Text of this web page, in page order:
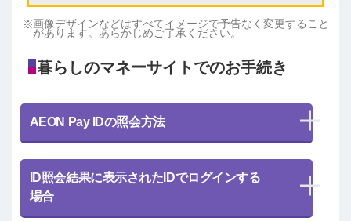
画像デザインなどはすべてイメージで予告なく変更すること
があります。あらかじめご了承ください。
暮らしのマネーサイトでのお手続き
AEON Pay IDの照会方法
ID照会結果に表示されたIDでログインする
場合